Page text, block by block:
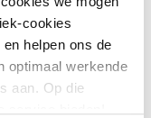
cookies
helpen ons de
optimaal werkende
aan. Op die
je samen